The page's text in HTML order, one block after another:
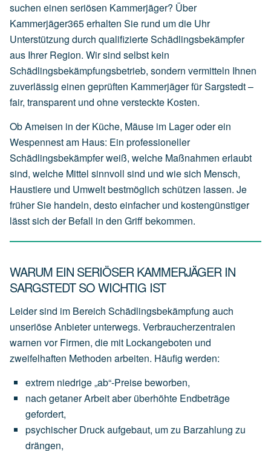
suchen einen seriösen Kammerjäger? Über
Kammerjäger365 erhalten Sie rund um die Uhr
Unterstützung durch qualifizierte Schädlingsbekämpfer
aus Ihrer Region. Wir sind selbst kein
Schädlingsbekämpfungsbetrieb, sondern vermitteln Ihnen
zuverlässig einen geprüften Kammerjäger für Sargstedt –
fair, transparent und ohne versteckte Kosten.
Ob Ameisen in der Küche, Mäuse im Lager oder ein
Wespennest am Haus: Ein professioneller
Schädlingsbekämpfer weiß, welche Maßnahmen erlaubt
sind, welche Mittel sinnvoll sind und wie sich Mensch,
Haustiere und Umwelt bestmöglich schützen lassen. Je
früher Sie handeln, desto einfacher und kostengünstiger
lässt sich der Befall in den Griff bekommen.
WARUM EIN SERIÖSER KAMMERJÄGER IN
SARGSTEDT SO WICHTIG IST
Leider sind im Bereich Schädlingsbekämpfung auch
unseriöse Anbieter unterwegs. Verbraucherzentralen
warnen vor Firmen, die mit Lockangeboten und
zweifelhaften Methoden arbeiten. Häufig werden:
extrem niedrige„ab“-Preisebeworben,
nach getanerArbeitaber überhöhte Endbeträge
gefordert,
psychischer Druckaufgebaut, umzu Barzahlung zu
drängen,